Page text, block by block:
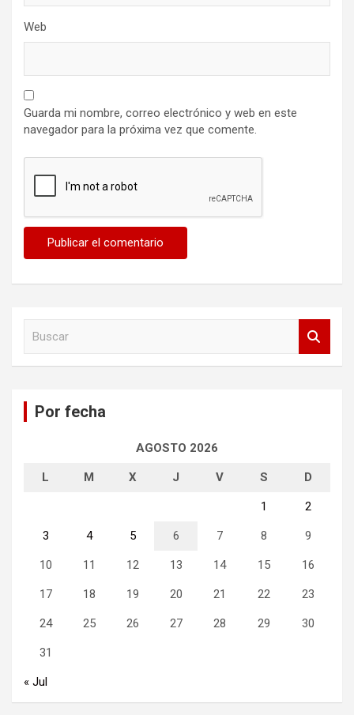
Web
Guarda mi nombre, correo electrónico y web en este
navegador para la próxima vez que comente.
Por fecha
AGOSTO 2026
L M X J V S D
1 2
3 4 5 6 7 8 9
10 11 12 13 14 15 16
17 18 19 20 21 22 23
24 25 26 27 28 29 30
31
« Jul